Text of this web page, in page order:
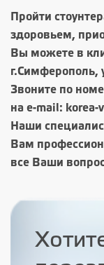
Пройти
здоровьем,
Вы можете в
г.Симферополь,
Звоните по
на e-mail: korea-
Наши
Вам
все Ваши